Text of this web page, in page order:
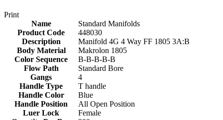
Print
Name
Standard Manifolds
Product Code
448030
Description
Manifold 4G 4 Way FF 1805 3A:B
Body Material
Makrolon 1805
Color Sequence
B-B-B-B-B
Flow Path
Standard Bore
Gangs
4
Handle Type
T handle
Handle Color
Blue
Handle Position
All Open Position
Luer Lock
Female